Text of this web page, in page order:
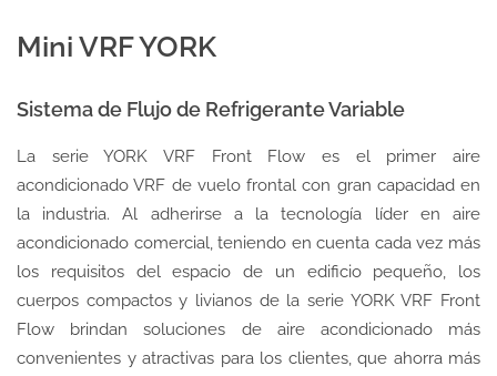
Mini VRF YORK
Sistema de Flujo de Refrigerante Variable
La serie YORK VRF Front Flow es el primer aire
acondicionado VRF de vuelo frontal con gran capacidad en
la industria. Al adherirse a la tecnología líder en aire
acondicionado comercial, teniendo en cuenta cada vez más
los requisitos del espacio de un edificio pequeño, los
cuerpos compactos y livianos de la serie YORK VRF Front
Flow brindan soluciones de aire acondicionado más
convenientes y atractivas para los clientes, que ahorra más